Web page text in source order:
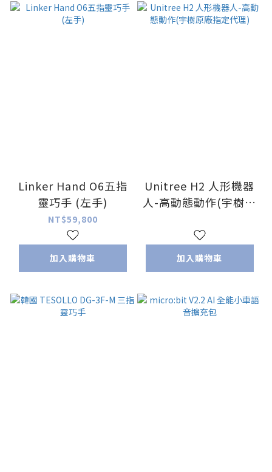
Linker Hand O6五指
靈巧手 (左手)
NT$59,800
加入購物車
Unitree H2 人形機器
人-高動態動作(宇樹原
加入購物車